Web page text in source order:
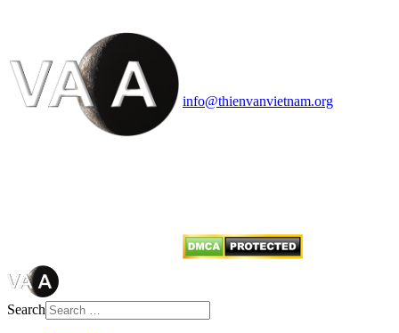
info@thienvanvietnam.org
Search